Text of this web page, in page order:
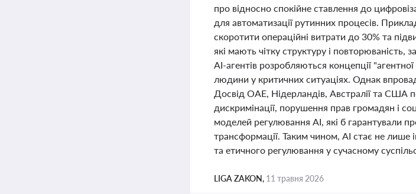
про відносно спокійне ставлення до
для автоматизації рутинних процесів.
скоротити операційні витрати до 30% та
які мають чітку структуру і
AI-агентів розробляються концепції
людини у критичних ситуаціях. Однак
Досвід ОАЕ, Нідерландів, Австралії та США
дискримінації, порушення прав громадян і
моделей регулювання AI, які б гарантували
трансформації. Таким чином, AI стає не лише
та етичного регулювання у сучасному
LIGA ZAKON, 11 травня 2026